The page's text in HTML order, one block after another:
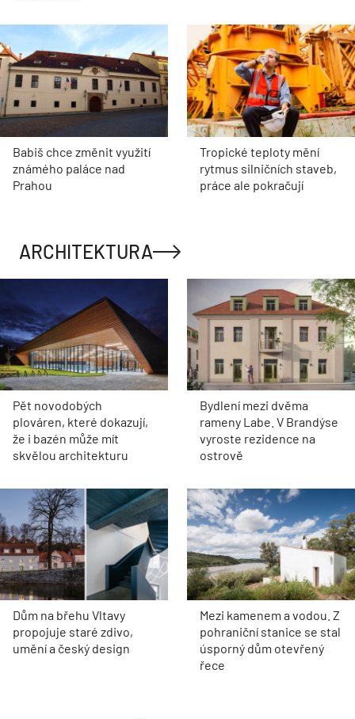
Babiš chce změnit využití
známého paláce nad
Prahou
Tropické teploty mění
rytmus silničních staveb,
práce ale pokračují
ARCHITEKTURA
Pět novodobých
plováren, které dokazují,
že i bazén může mít
skvělou architekturu
Bydlení mezi dvěma
rameny Labe. V Brandýse
vyroste rezidence na
ostrově
Dům na břehu Vltavy
propojuje staré zdivo,
umění a český design
Mezi kamenem a vodou. Z
pohraniční stanice se stal
úsporný dům otevřený
řece